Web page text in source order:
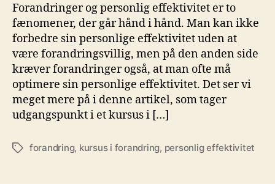
Forandringer og personlig effektivitet er to
fænomener, der går hånd i hånd. Man kan ikke
forbedre sin personlige effektivitet uden at
være forandringsvillig, men på den anden side
kræver forandringer også, at man ofte må
optimere sin personlige effektivitet. Det ser vi
meget mere på i denne artikel, som tager
udgangspunkt i et kursus i […]
Tagsforandring, kursus i forandring, personlig effektivitet